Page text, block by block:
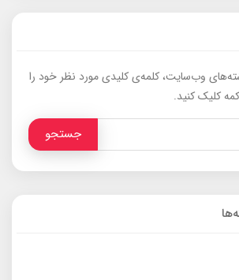
وب‌سایت، کلمه‌ی کلیدی مورد نظر خود را
کلیک کنید.
جستجو